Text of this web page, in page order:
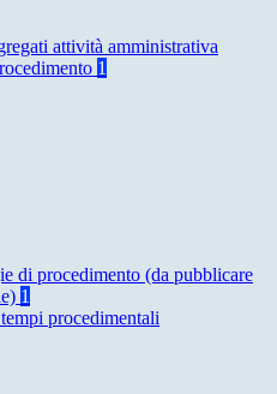
attività amministrativa
1
di procedimento (da pubblicare
1
procedimentali